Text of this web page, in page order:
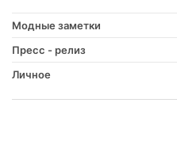
Модные заметки
Пресс - релиз
Личное